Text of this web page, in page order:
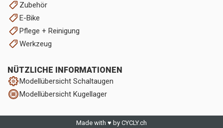
Zubehör
E-Bike
Pflege + Reinigung
Werkzeug
NÜTZLICHE INFORMATIONEN
Modellübersicht Schaltaugen
Modellübersicht Kugellager
Made with ♥ by CYCLY.ch